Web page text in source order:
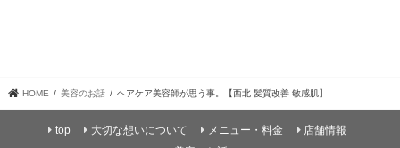
HOME 美容のお話 ヘアケア美容師が思う事。【西北 髪質改善 敏感肌】
top 大切な想いについて メニュー・料金
店舗情報